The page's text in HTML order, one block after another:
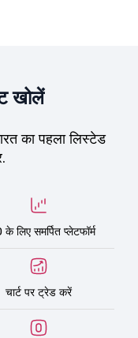
खोलें
का पहला लिस्टेड
के लिए समर्पित प्लेटफॉर्म
चार्ट पर ट्रेड करें